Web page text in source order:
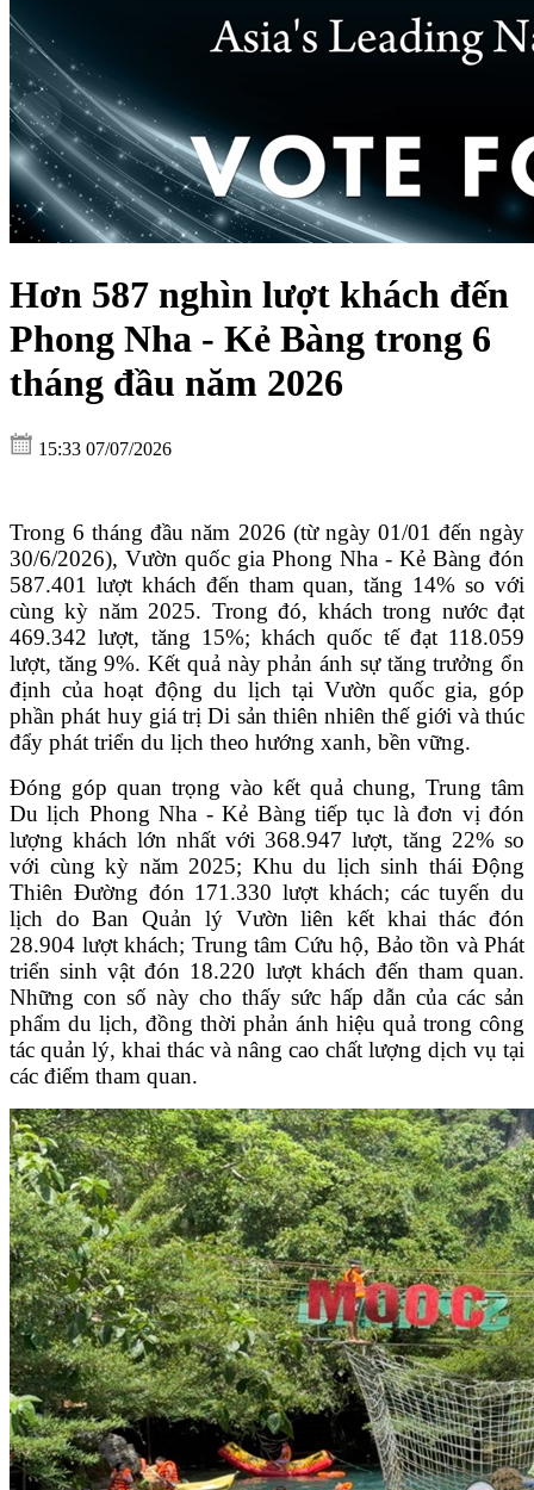
Hơn 587 nghìn lượt khách đến
Phong Nha - Kẻ Bàng trong 6
tháng đầu năm 2026
15:33 07/07/2026
Trong 6 tháng đầu năm 2026 (từ ngày 01/01 đến ngày
30/6/2026), Vườn quốc gia Phong Nha - Kẻ Bàng đón
587.401 lượt khách đến tham quan, tăng 14% so với
cùng kỳ năm 2025. Trong đó, khách trong nước đạt
469.342 lượt, tăng 15%; khách quốc tế đạt 118.059
lượt, tăng 9%. Kết quả này phản ánh sự tăng trưởng ổn
định của hoạt động du lịch tại Vườn quốc gia, góp
phần phát huy giá trị Di sản thiên nhiên thế giới và thúc
đẩy phát triển du lịch theo hướng xanh, bền vững.
Đóng góp quan trọng vào kết quả chung, Trung tâm
Du lịch Phong Nha - Kẻ Bàng tiếp tục là đơn vị đón
lượng khách lớn nhất với 368.947 lượt, tăng 22% so
với cùng kỳ năm 2025; Khu du lịch sinh thái Động
Thiên Đường đón 171.330 lượt khách; các tuyến du
lịch do Ban Quản lý Vườn liên kết khai thác đón
28.904 lượt khách; Trung tâm Cứu hộ, Bảo tồn và Phát
triển sinh vật đón 18.220 lượt khách đến tham quan.
Những con số này cho thấy sức hấp dẫn của các sản
phẩm du lịch, đồng thời phản ánh hiệu quả trong công
tác quản lý, khai thác và nâng cao chất lượng dịch vụ tại
các điểm tham quan.